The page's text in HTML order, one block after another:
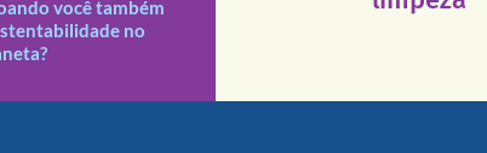
você também
no
recebidas são